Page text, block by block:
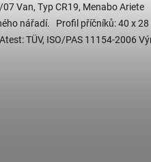
Van, Typ CR19, Menabo Ariete
nářadí. Profil příčníků: 40 x
TÜV, ISO/PAS 11154-2006